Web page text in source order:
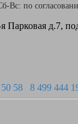
Вс: по
я Парковая д.7,
58 8 499 444